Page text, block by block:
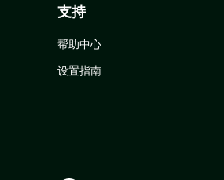
支持
帮助中心
设置指南